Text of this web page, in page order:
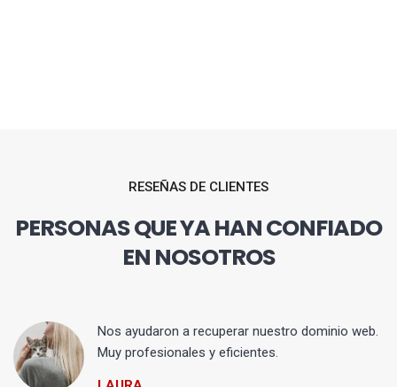
RESEÑAS DE CLIENTES
PERSONAS QUE YA HAN CONFIADO
EN NOSOTROS
Nos ayudaron a recuperar nuestro dominio web.
Muy profesionales y eficientes.